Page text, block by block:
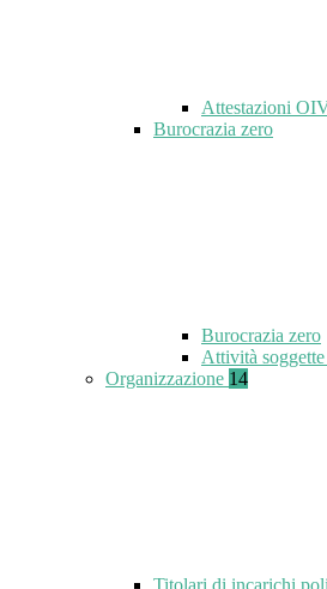
Attestazioni
Burocrazia zero
Burocrazia zero
Attività
Organizzazione 14